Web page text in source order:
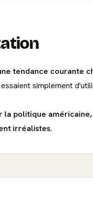
tendance courante
simplement
politique
irréalistes.